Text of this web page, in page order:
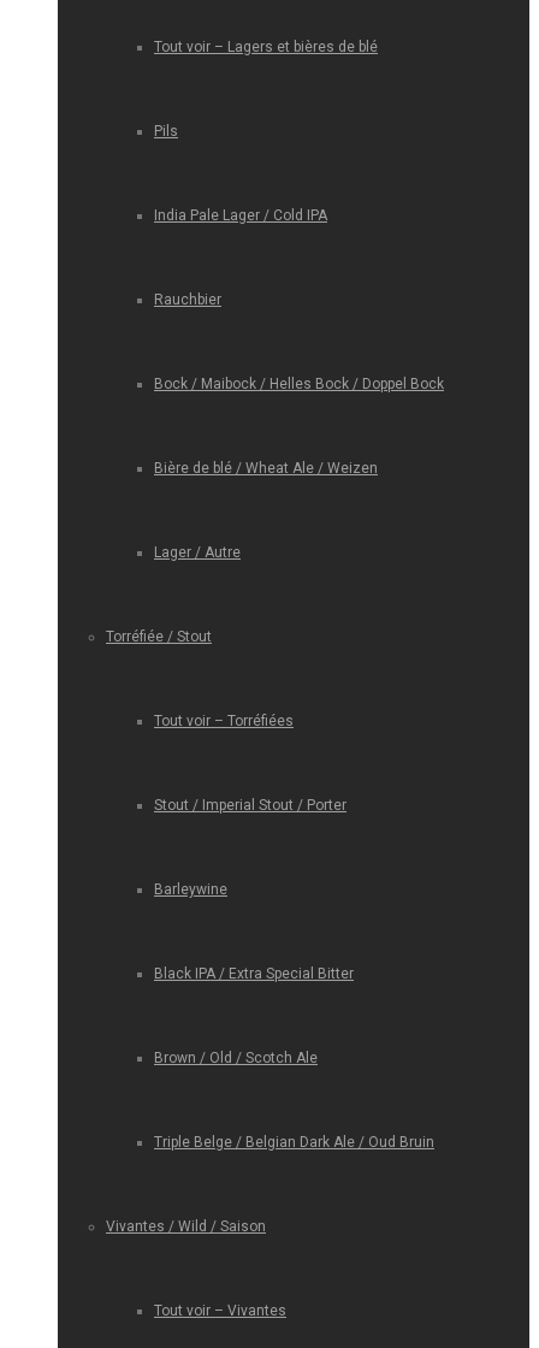
Tout voir – Lagers et bières de blé
Pils
India Pale Lager / Cold IPA
Rauchbier
Bock / Maibock / Helles Bock / Doppel Bock
Bière de blé / Wheat Ale / Weizen
Lager / Autre
Torréfiée / Stout
Tout voir – Torréfiées
Stout / Imperial Stout / Porter
Barleywine
Black IPA / Extra Special Bitter
Brown / Old / Scotch Ale
Triple Belge / Belgian Dark Ale / Oud Bruin
Vivantes / Wild / Saison
Tout voir – Vivantes